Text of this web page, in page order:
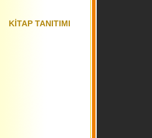
KİTAP TANITIMI